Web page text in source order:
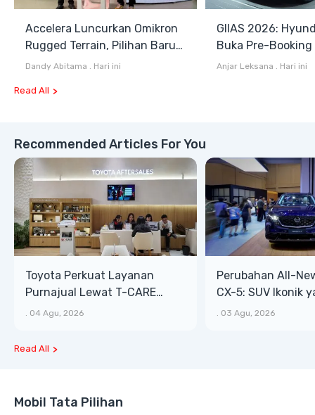
Accelera Luncurkan Omikron
Rugged Terrain, Pilihan Baru
Antara All Terrain dan Mud
Dandy Abitama Hari ini
GIIAS 2026:
Buka Pre-Booking
Harga Mulai
Anjar Leksana Hari ini
Read All
Recommended Articles For You
Toyota Perkuat Layanan
Purnajual Lewat T-CARE
XTRA, Manfaat Lebih Besar
04 Agu, 2026
Perubahan All-
CX-5: SUV Ikonik
Bongsor, Mewah,
03 Agu, 2026
Read All
Mobil Tata Pilihan